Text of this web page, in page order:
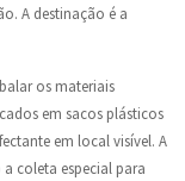
A destinação é a
os materiais
em sacos plásticos
em local visível. A
coleta especial para